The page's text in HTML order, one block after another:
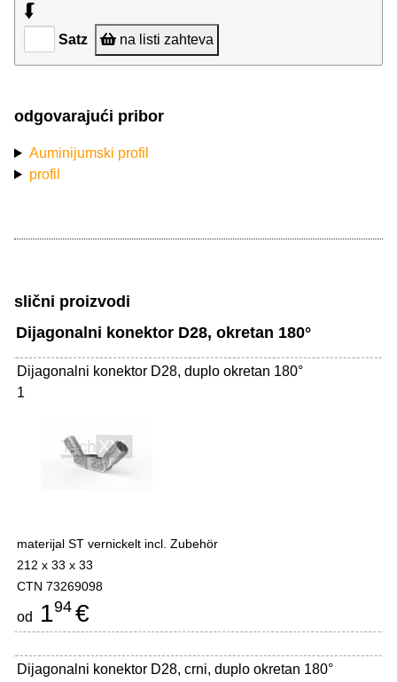
⮮
Satz na listi zahteva
odgovarajući pribor
Auminijumski profil
profil
slični proizvodi
Dijagonalni konektor D28, okretan 180°
Dijagonalni konektor D28, duplo okretan 180°
1
materijal ST vernickelt incl. Zubehör
212 x 33 x 33
CTN 73269098
od 194 €
Dijagonalni konektor D28, crni, duplo okretan 180°